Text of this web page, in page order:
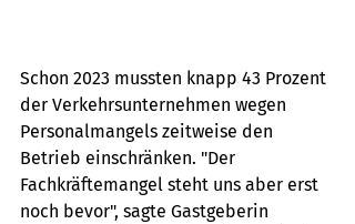
Schon 2023 mussten knapp 43 Prozent
der Verkehrsunternehmen wegen
Personalmangels zeitweise den
Betrieb einschränken. "Der
Fachkräftemangel steht uns aber erst
noch bevor", sagte Gastgeberin